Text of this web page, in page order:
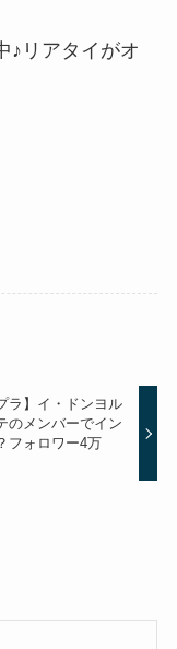
♪リアタイがオ
ラ】イ・ドンヨル
のメンバーでイン
フォロワー4万